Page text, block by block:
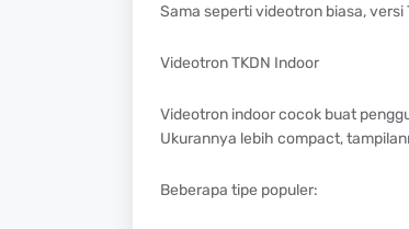
Sama seperti videotron biasa,
Videotron TKDN Indoor
Videotron indoor cocok buat
Ukurannya lebih compact,
Beberapa tipe populer: